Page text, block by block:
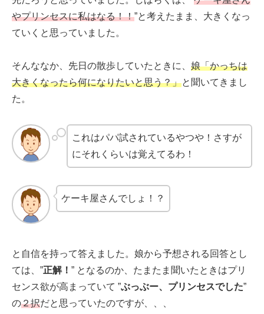
やプリンセスに私はなる！！”と考えたまま、大きくなっ
ていくと思っていました。
そんななか、先日の散歩していたときに、 娘「かっちは
大きくなったら何になりたいと思う？」と聞いてきまし
た。
これはパパ試されているやつや！さすが
にそれくらいは覚えてるわ！
ケーキ屋さんでしょ！？
と自信を持って答えました。娘から予想される回答とし
ては、”正解！ ” となるのか、たまたま聞いたときはプリ
センス欲が高まっていて ”ぶっぶー、プリンセスでした”
の２択だと思っていたのですが、、、